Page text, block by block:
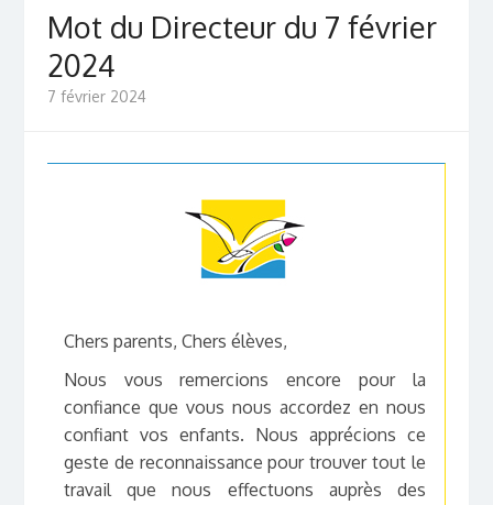
Mot du Directeur du 7 février
2024
7 février 2024
Chers parents, Chers élèves,
Nous vous remercions encore pour la
confiance que vous nous accordez en nous
confiant vos enfants. Nous apprécions ce
geste de reconnaissance pour trouver tout le
travail que nous effectuons auprès des